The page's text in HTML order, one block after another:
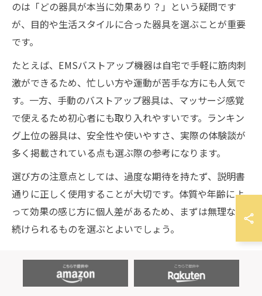
のは「どの器具が本当に効果あり？」という疑問です
が、目的や生活スタイルに合った器具を選ぶことが重要
です。
たとえば、EMSバストアップ機器は自宅で手軽に筋肉刺
激ができるため、忙しい方や運動が苦手な方にも人気で
す。一方、手動のバストアップ器具は、マッサージ感覚
で使えるため初心者にも取り入れやすいです。ランキン
グ上位の器具は、安全性や使いやすさ、実際の体験談が
多く掲載されている点も選ぶ際の参考になります。
選び方の注意点としては、過度な期待を持たず、説明書
通りに正しく使用することが大切です。体質や年齢によ
って効果の感じ方に個人差があるため、まずは無理なく
続けられるものを選ぶとよいでしょう。
バストアップ市販サプリの成分と特徴紹介
バストアップ市販サプリには、プエラリアやワイルドヤ